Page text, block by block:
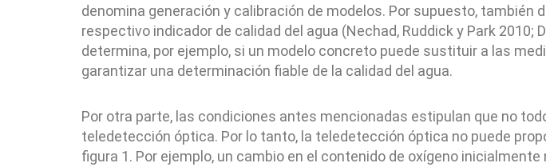
denomina generación y calibración de modelos. Por supuesto,
respectivo indicador de calidad del agua (Nechad, Ruddick y Park
determina, por ejemplo, si un modelo concreto puede sustituir a las
garantizar una determinación fiable de la calidad del agua.
Por otra parte, las condiciones antes mencionadas estipulan que no
teledetección óptica. Por lo tanto, la teledetección óptica no puede
figura 1. Por ejemplo, un cambio en el contenido de oxígeno